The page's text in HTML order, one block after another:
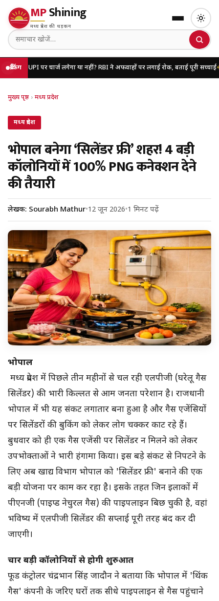
MPShining
मध्य प्रदेश की धड़कन
ब्रेकिंग
चार्ज लगेगा या नहीं? RBI ने अफवाहों पर लगाई रोक, बताई पूरी सच्चाई यूपी में जब्त
मुख्य पृष्ठ › मध्य प्रदेश
मध्य प्रदेश
भोपाल बनेगा ‘सिलेंडर फ्री’ शहर! 4 बड़ी
कॉलोनियों में 100% PNG कनेक्शन देने
की तैयारी
लेखक: Sourabh Mathur•12 जून 2026•1 मिनट पढ़ें
भोपाल
मध्य प्रदेश में पिछले तीन महीनों से चल रही एलपीजी (घरेलू गैस
सिलेंडर) की भारी किल्लत से आम जनता परेशान है। राजधानी
भोपाल में भी यह संकट लगातार बना हुआ है और गैस एजेंसियों
पर सिलेंडरों की बुकिंग को लेकर लोग चक्कर काट रहे हैं।
बुधवार को ही एक गैस एजेंसी पर सिलेंडर न मिलने को लेकर
उपभोक्ताओं ने भारी हंगामा किया। इस बड़े संकट से निपटने के
लिए अब खाद्य विभाग भोपाल को 'सिलेंडर फ्री' बनाने की एक
बड़ी योजना पर काम कर रहा है। इसके तहत जिन इलाकों में
पीएनजी (पाइप्ड नेचुरल गैस) की पाइपलाइन बिछ चुकी है, वहां
भविष्य में एलपीजी सिलेंडर की सप्लाई पूरी तरह बंद कर दी
जाएगी।
चार बड़ी कॉलोनियों से होगी शुरुआत
फूड कंट्रोलर चंद्रभान सिंह जादौन ने बताया कि भोपाल में 'थिंक
गैस' कंपनी के जरिए घरों तक सीधे पाइपलाइन से गैस पहुंचाने